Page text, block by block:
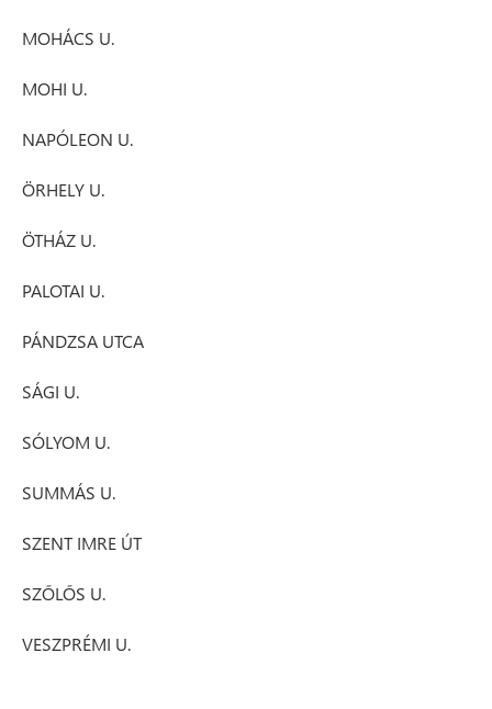
MOHÁCS U.
MOHI U.
NAPÓLEON U.
ÖRHELY U.
ÖTHÁZ U.
PALOTAI U.
PÁNDZSA UTCA
SÁGI U.
SÓLYOM U.
SUMMÁS U.
SZENT IMRE ÚT
SZŐLŐS U.
VESZPRÉMI U.